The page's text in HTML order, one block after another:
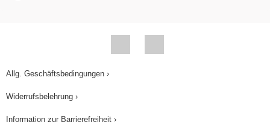
Allg. Geschäftsbedingungen ›
Widerrufsbelehrung ›
Information zur Barrierefreiheit ›